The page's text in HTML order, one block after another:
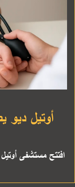
أوتيل
افتتح مستشفى